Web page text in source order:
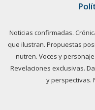
Noticias confirmadas.
que ilustran. Propuestas
nutren. Voces y
Revelaciones exclusivas.
y perspectivas.